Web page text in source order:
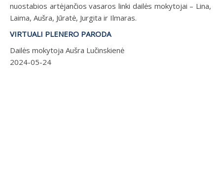
nuostabios artėjančios vasaros linki dailės mokytojai – Lina,
Laima, Aušra, Jūratė, Jurgita ir Ilmaras.
VIRTUALI PLENERO PARODA
Dailės mokytoja Aušra Lučinskienė
2024-05-24